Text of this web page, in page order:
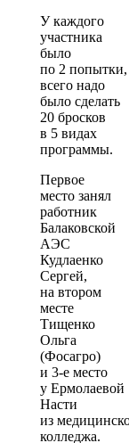
У каждого
участника
было
по 2 попытки,
всего надо
было сделать
20 бросков
в 5 видах
программы.
Первое
место занял
работник
Балаковской
АЭС
Кудлаенко
Сергей,
на втором
месте
Тищенко
Ольга
(Фосагро)
и 3-е место
у Ермолаевой
Насти
из
колледжа.